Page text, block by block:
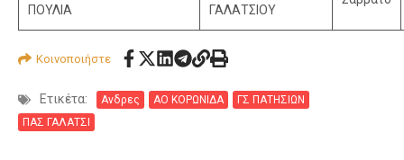
ΠΟΥΛΙΑ
ΓΑΛΑΤΣΙΟΥ
Κοινοποιήστε
Ετικέτα: Ανδρες ΑΟ ΚΟΡΩΝΙΔΑ
ΓΣ ΠΑΤΗΣΙΩΝ
ΠΑΣ ΓΑΛΑΤΣΙ